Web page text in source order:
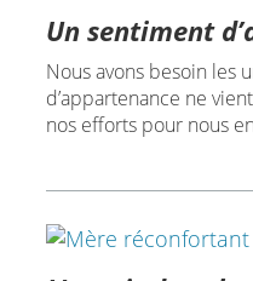
Un sentiment
Nous avons besoin les
d’appartenance ne
nos efforts pour nous